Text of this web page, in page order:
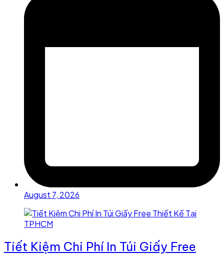
August 7, 2026
Tiết Kiệm Chi Phí In Túi Giấy Free